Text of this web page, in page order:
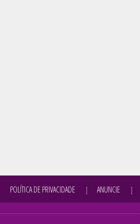
POLÍTICA DE PRIVACIDADE ANUNCIE